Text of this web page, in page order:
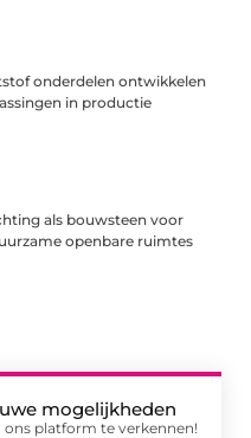
onderdelen ontwikkelen
in productie
als bouwsteen voor
openbare ruimtes
mogelijkheden
platform te verkennen!